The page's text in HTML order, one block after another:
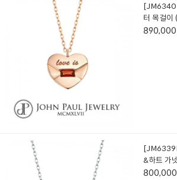
터 목걸이
890,000
&하트 가
800,000